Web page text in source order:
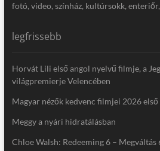
fotó, video, színház, kultúrsokk,
legfrissebb
Horvát Lili első angol nyelvű filmje, a
világpremierje Velencében
Magyar nézők kedvenc filmjei 2026 első
Meggy a nyári hidratálásban
Chloe Walsh: Redeeming 6 –